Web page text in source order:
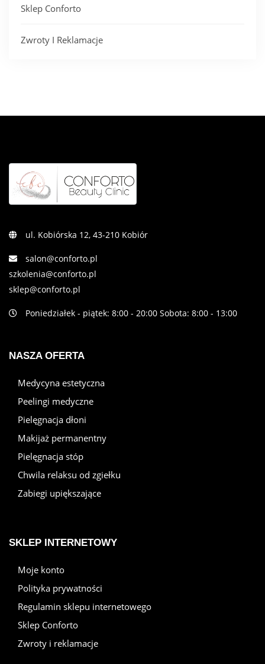
Sklep Conforto
Zwroty I Reklamacje
ul. Kobiórska 12, 43-210 Kobiór
salon@conforto.pl
szkolenia@conforto.pl
sklep@conforto.pl
Poniedziałek - piątek: 8:00 - 20:00 Sobota: 8:00 - 13:00
NASZA OFERTA
Medycyna estetyczna
Peelingi medyczne
Pielęgnacja dłoni
Makijaż permanentny
Pielęgnacja stóp
Chwila relaksu od zgiełku
Zabiegi upiększające
SKLEP INTERNETOWY
Moje konto
Polityka prywatności
Regulamin sklepu internetowego
Sklep Conforto
Zwroty i reklamacje